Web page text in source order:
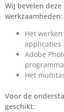
Wij bevelen
werkzaamheden:
Het
applicaties
Adobe
Het
Voor de
geschikt: